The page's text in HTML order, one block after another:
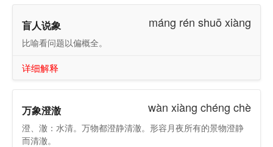
盲人说象 máng rén shuō xiàng
比喻看问题以偏概全。
详细解释
万象澄澈 wàn xiàng chéng chè
澄、澈：水清。万物都澄静清澈。形容月夜所有的景物澄静
而清澈。